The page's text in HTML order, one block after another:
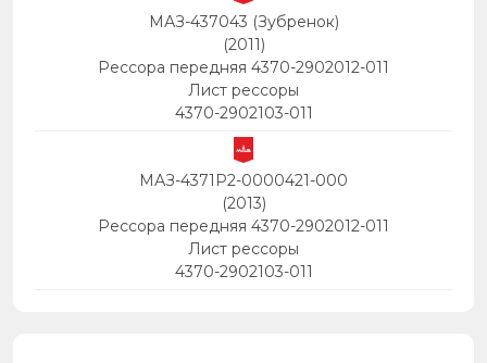
МАЗ-437043 (Зубренок)
(2011)
Рессора передняя 4370-2902012-011
Лист рессоры
4370-2902103-011
МАЗ-4371P2-0000421-000
(2013)
Рессора передняя 4370-2902012-011
Лист рессоры
4370-2902103-011